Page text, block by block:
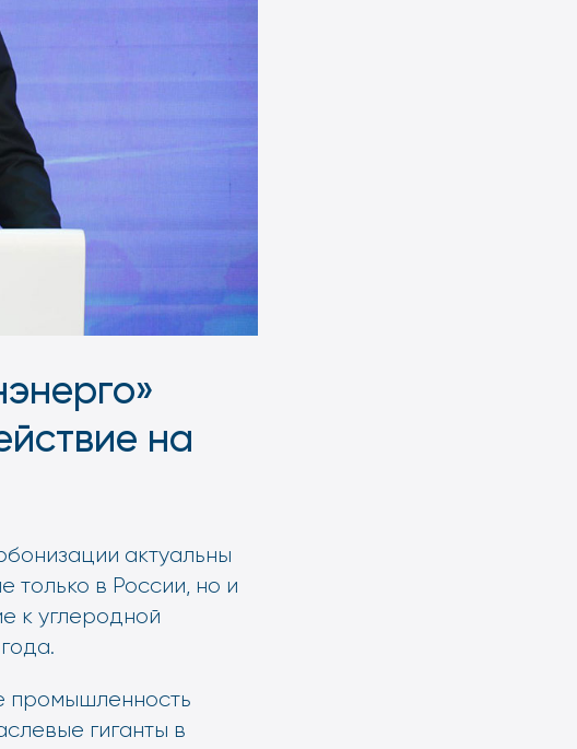
на
актуальны
только в России, но и
к углеродной
промышленность
гиганты в